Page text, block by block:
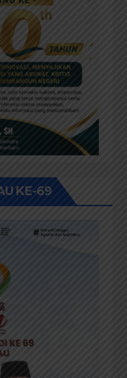
KE-69